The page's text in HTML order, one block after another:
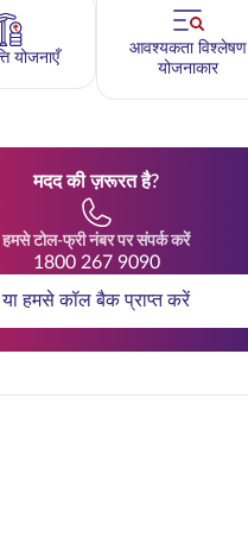
योजनाएँ
आवश्यकता विश्लेषण
योजनाकार
मदद की ज़रूरत है?
हमसे टोल-फ्री नंबर पर संपर्क करें
1800 267 9090
या हमसे कॉल बैक प्राप्त करें